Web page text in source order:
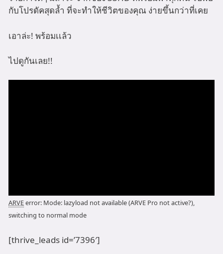
กับโปรดัคสุดล้ำ ที่จะทำให้ชีวิตของคุณ ง่ายขึ้นกว่าที่เคย
เอาล่ะ! พร้อมเเล้ว
ไปดูกันเลย!!
ARVEerror: Mode: lazyload not available (ARVE Pro not active?),
switching to normal mode
[thrive_leads id=’7396′]